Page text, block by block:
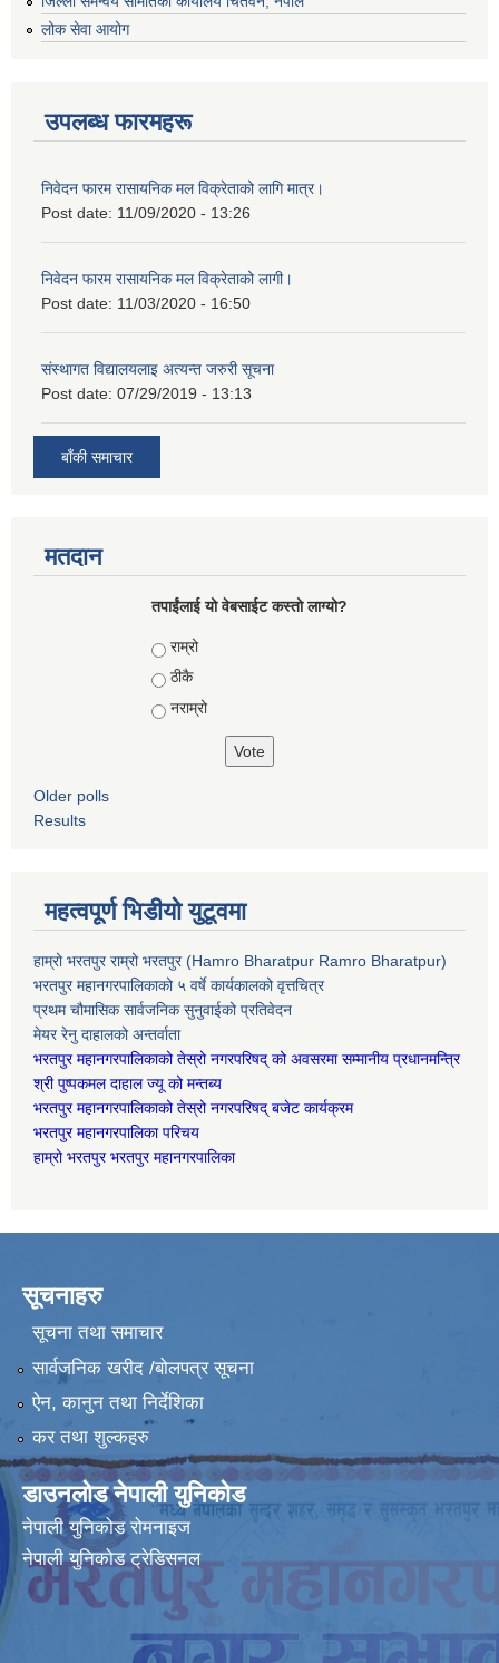
लोक सेवा आयोग
उपलब्ध फारमहरू
निवेदन फारम रासायनिक मल विक्रेताको लागि मात्र।
Post date: 11/09/2020 - 13:26
निवेदन फारम रासायनिक मल विक्रेताको लागी।
Post date: 11/03/2020 - 16:50
संस्थागत विद्यालयलाइ अत्यन्त जरुरी सूचना
Post date: 07/29/2019 - 13:13
बाँकी समाचार
मतदान
तपाईंलाई यो वेबसाईट कस्तो लाग्यो?
Choices
राम्रो
ठीकै
नराम्रो
Older polls
Results
महत्वपूर्ण भिडीयो युटूवमा
हाम्रो भरतपुर राम्रो भरतपुर (Hamro Bharatpur Ramro Bharatpur)
भरतपुर महानगरपालिकाको ५ वर्षे कार्यकालको वृत्तचित्र
प्रथम चौमासिक सार्वजनिक सुनुवाईको प्रतिवेदन
मेयर रेनु दाहालको अन्तर्वाता
भरतपुर महानगरपालिकाको तेस्रो नगरपरिषद् को अवसरमा सम्मानीय प्रधानमन्त्रि
श्री पुष्पकमल दाहाल ज्यू को मन्तब्य
भरतपुर महानगरपालिकाको तेस्रो नगरपरिषद् बजेट कार्यक्रम
भरतपुर महानगरपालिका परिचय
हाम्रो भरतपुर भरतपुर महानगरपालिका
सूचनाहरु
सूचना तथा समाचार
सार्वजनिक खरीद /बोलपत्र सूचना
ऐन, कानुन तथा निर्देशिका
कर तथा शुल्कहरु
डाउनलोड नेपाली युनिकोड
नेपाली युनिकोड रोमनाइज
नेपाली युनिकोड ट्रेडिसनल